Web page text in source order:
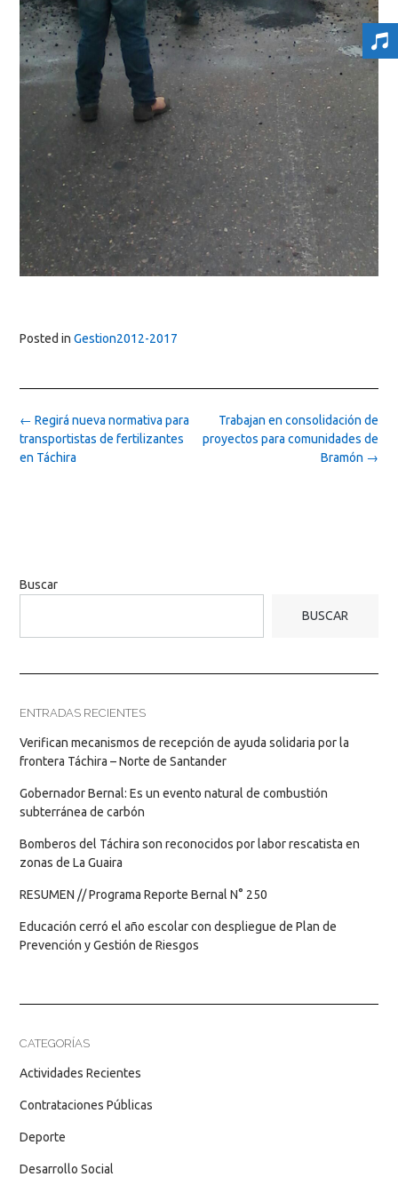
Posted in Gestion2012-2017
Post
navigation
Trabajan en consolidación de
proyectos para comunidades de
Bramón →
← Regirá nueva normativa para
transportistas de fertilizantes
en Táchira
Buscar
BUSCAR
ENTRADAS RECIENTES
Verifican mecanismos de recepción de ayuda solidaria por la
frontera Táchira – Norte de Santander
Gobernador Bernal: Es un evento natural de combustión
subterránea de carbón
Bomberos del Táchira son reconocidos por labor rescatista en
zonas de La Guaira
RESUMEN // Programa Reporte Bernal N° 250
Educación cerró el año escolar con despliegue de Plan de
Prevención y Gestión de Riesgos
CATEGORÍAS
Actividades Recientes
Contrataciones Públicas
Deporte
Desarrollo Social